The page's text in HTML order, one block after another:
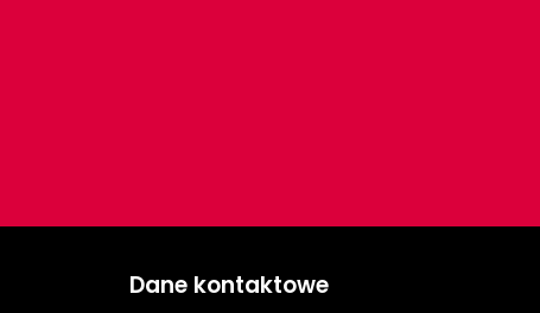
Dane kontaktowe